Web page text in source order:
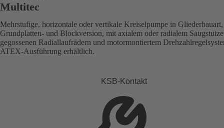
Multitec
Mehrstufige, horizontale oder vertikale Kreiselpumpe in
Grundplatten- und Blockversion, mit axialem oder radialem
gegossenen Radiallaufrädern und motormontiertem
ATEX-Ausführung erhältlich.
KSB-Kontakt